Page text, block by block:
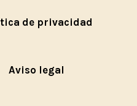
de privacidad
Aviso legal